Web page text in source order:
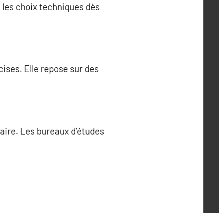
choix techniques dès
Elle repose sur des
Les bureaux d’études